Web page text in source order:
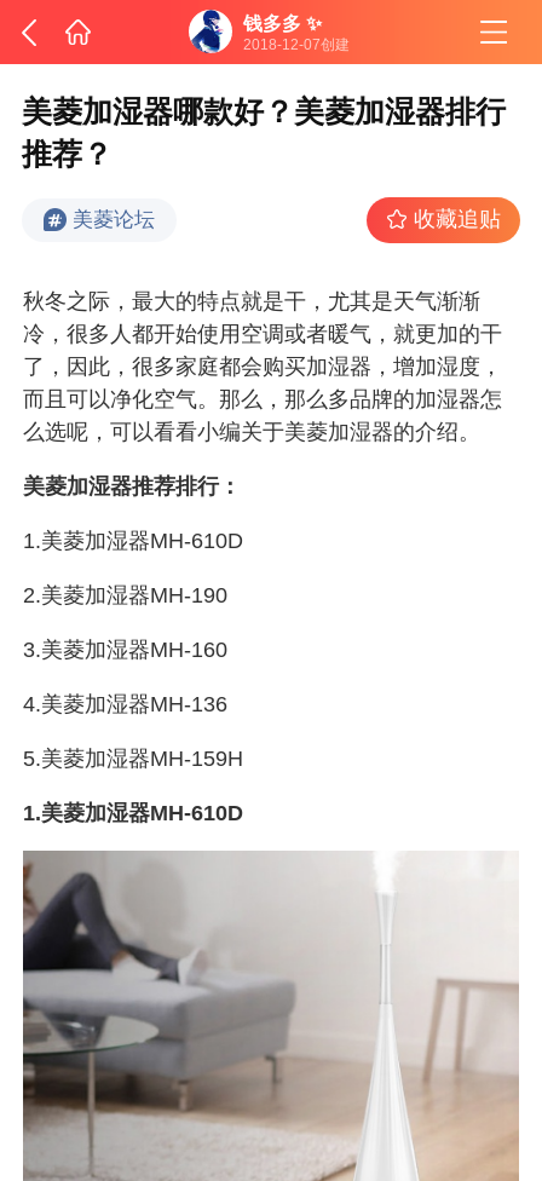
钱多多 ✨
2018-12-07创建
美菱加湿器哪款好？美菱加湿器排行
推荐？
美菱论坛 收藏追贴
秋冬之际，最大的特点就是干，尤其是天气渐渐
冷，很多人都开始使用空调或者暖气，就更加的干
了，因此，很多家庭都会购买加湿器，增加湿度，
而且可以净化空气。那么，那么多品牌的加湿器怎
么选呢，可以看看小编关于美菱加湿器的介绍。
美菱加湿器推荐排行：
1.美菱加湿器MH-610D
2.美菱加湿器MH-190
3.美菱加湿器MH-160
4.美菱加湿器MH-136
5.美菱加湿器MH-159H
1.美菱加湿器MH-610D